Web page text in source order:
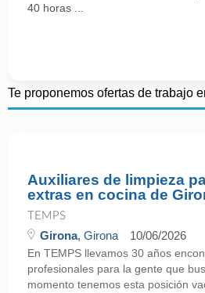
40 horas ...
Te proponemos ofertas de trabajo
Auxiliares de limpieza
extras en cocina de
TEMPS
Girona, Girona 10/06/2026
En TEMPS llevamos 30 años
profesionales para la gente que
momento tenemos esta posición